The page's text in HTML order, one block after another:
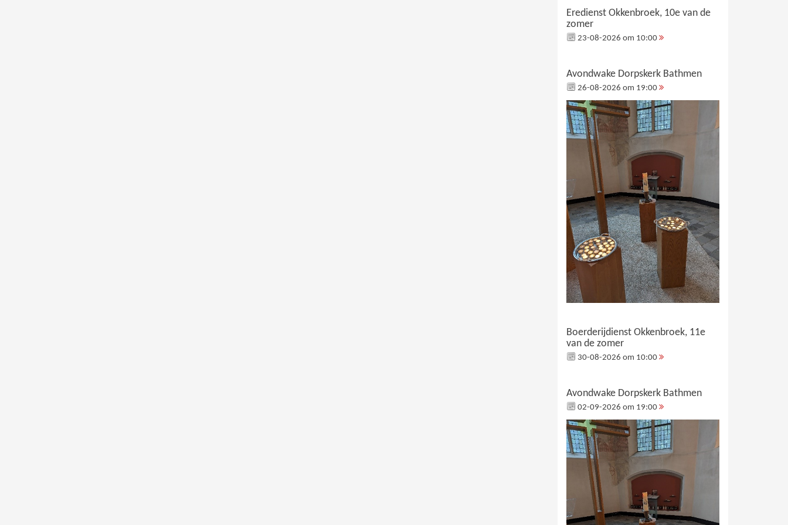
Eredienst Okkenbroek, 10e van de
zomer
23-08-2026 om 10:00
Avondwake Dorpskerk Bathmen
26-08-2026 om 19:00
Boerderijdienst Okkenbroek, 11e
van de zomer
30-08-2026 om 10:00
Avondwake Dorpskerk Bathmen
02-09-2026 om 19:00